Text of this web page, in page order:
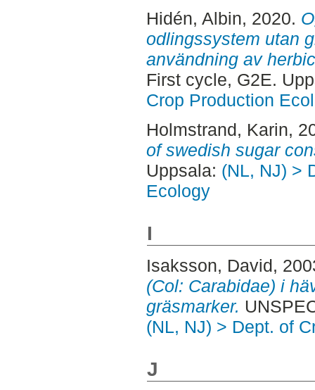
Hidén, Albin, 2020.
odlingssystem utan
användning av
First cycle, G2E.
Crop Production
Holmstrand, Karin,
of swedish sugar
Uppsala: (NL, NJ) >
Ecology
I
Isaksson, David,
(Col: Carabidae) i
gräsmarker.
(NL, NJ) > Dept. of
J